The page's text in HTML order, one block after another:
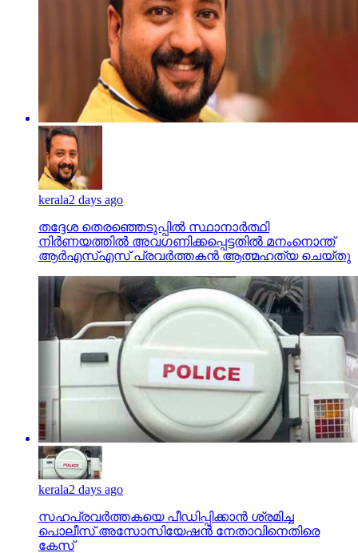
kerala2 days ago
തദ്ദേശ തെരഞ്ഞെടുപ്പില്‍ സ്ഥാനാര്‍ത്ഥി
നിര്‍ണയത്തില്‍ അവഗണിക്കപ്പെട്ടതില്‍ മനംനൊന്ത്
ആര്‍എസ്എസ് പ്രവര്‍ത്തകന്‍ ആത്മഹത്യ ചെയ്തു
kerala2 days ago
സഹപ്രവര്‍ത്തകയെ പീഡിപ്പിക്കാന്‍ ശ്രമിച്ച
പൊലീസ് അസോസിയേഷന്‍ നേതാവിനെതിരെ
കേസ്